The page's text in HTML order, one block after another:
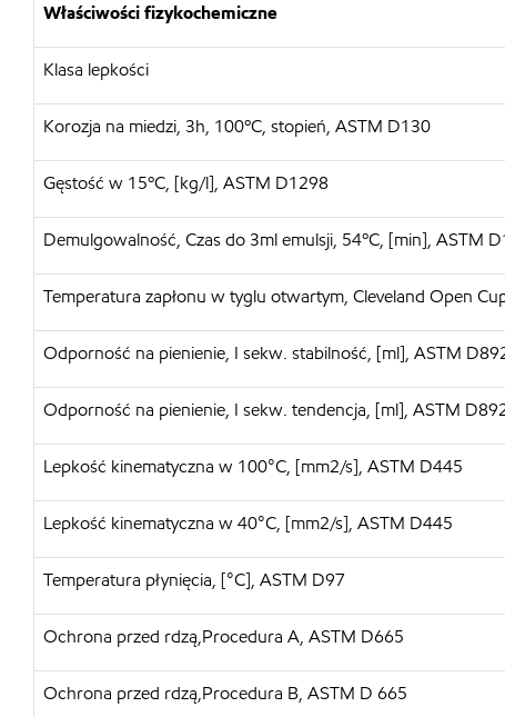
Właściwości fizykochemiczne
Klasa lepkości
Korozja na miedzi, 3h, 100ºC, stopień, ASTM D130
Gęstość w 15ºC, [kg/l], ASTM D1298
Demulgowalność, Czas do 3ml emulsji, 54ºC, [min], ASTM
Temperatura zapłonu w tyglu otwartym, Cleveland Open
Odporność na pienienie, I sekw. stabilność, [ml], ASTM
Odporność na pienienie, I sekw. tendencja, [ml], ASTM
Lepkość kinematyczna w 100°C, [mm2/s], ASTM D445
Lepkość kinematyczna w 40°C, [mm2/s], ASTM D445
Temperatura płynięcia, [°C], ASTM D97
Ochrona przed rdzą,Procedura A, ASTM D665
Ochrona przed rdzą,Procedura B, ASTM D 665